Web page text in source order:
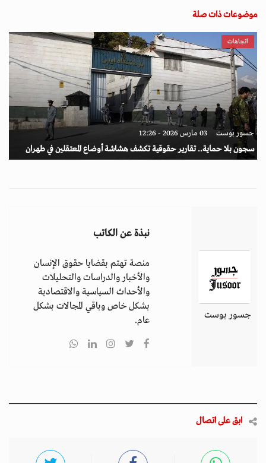
موضوعات ذات صلة
اتجاهات
جسور بوست 03 مارس 2026 - 12:26
سجون بلا حماية.. تقارير حقوقية تكشف هشاشة أوضاع المعتقلين في طهران
جسور بوست
نبذة عن الكاتب
منصة تهتم بقضايا حقوق الإنسان
والأخبار والدراسات والتحليلات
والأحداث السياسية والاقتصادية
بشكل خاص وباقي المجالات بشكل
عام.
ابق على اتصال